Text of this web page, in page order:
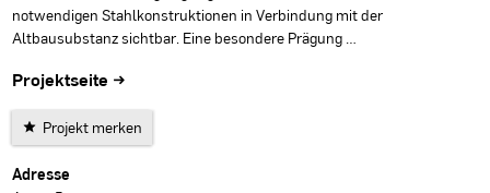
notwendigen Stahlkonstruktionen in Verbindung mit der
Altbausubstanz sichtbar. Eine besondere Prägung …
Projektseite →
Projekt merken
Projektdaten
Adresse